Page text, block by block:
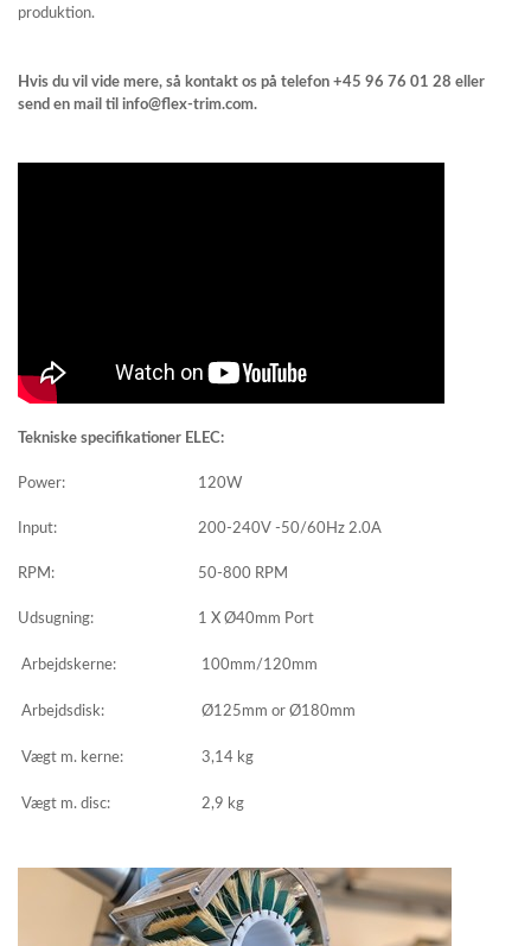
produktion.
Hvis du vil vide mere, så kontakt os på telefon +45 96 76 01 28 eller
send en mail til info@flex-trim.com.
Tekniske specifikationer ELEC:
Power: 120W
Input: 200-240V -50/60Hz 2.0A
RPM: 50-800 RPM
Udsugning: 1 X Ø40mm Port
Arbejdskerne: 100mm/120mm
Arbejdsdisk: Ø125mm or Ø180mm
Vægt m. kerne: 3,14 kg
Vægt m. disc: 2,9 kg